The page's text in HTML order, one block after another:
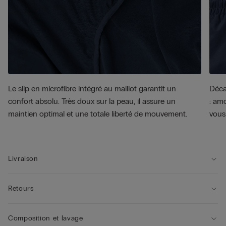
Le slip en microfibre intégré au maillot garantit un
confort absolu. Très doux sur la peau, il assure un
maintien optimal et une totale liberté de mouvement.
:
Livraison
Retours
Composition et lavage